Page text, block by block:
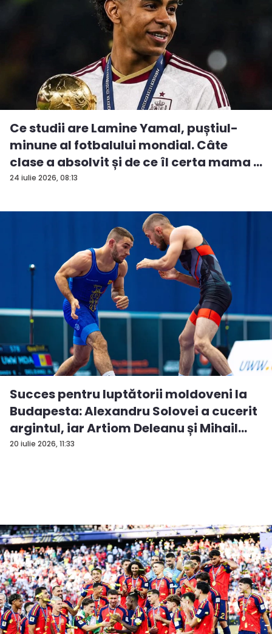
24 iulie 2026, 08:13
Ce studii are Lamine Yamal, puștiul-
minune al fotbalului mondial. Câte
clase a absolvit și de ce îl certa mama ...
20 iulie 2026, 11:33
Succes pentru luptătorii moldoveni la
Budapesta: Alexandru Solovei a cucerit
argintul, iar Artiom Deleanu și Mihail
Br...